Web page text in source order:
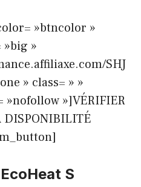
»btncolor »
»big »
SHJ
» class= » »
»nofollow »]VÉRIFIER
DISPONIBILITÉ
S